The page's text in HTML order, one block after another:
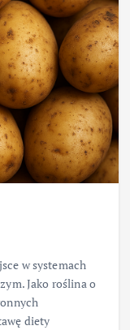
w systemach
Jako roślina o
diety